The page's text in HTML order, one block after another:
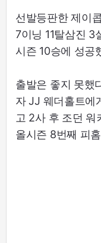
선발등판한 제이
7이닝 11탈삼진 3
시즌 10승에 성공
출발은 좋지 못했
자 JJ 웨더홀트에
고 2사 후 조던 워
올시즌 8번째 피